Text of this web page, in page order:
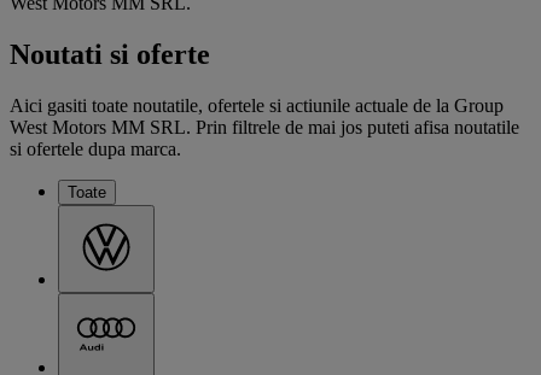
Noutati si oferte
Aici gasiti toate noutatile, ofertele si actiunile actuale de la Group
West Motors MM SRL. Prin filtrele de mai jos puteti afisa noutatile
si ofertele dupa marca.
Toate